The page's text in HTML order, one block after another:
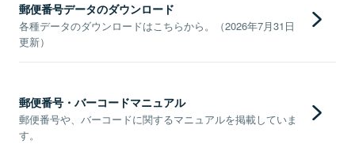
郵便番号データのダウンロード
各種データのダウンロードはこちらから。（2026年7月31日
更新）
郵便番号・バーコードマニュアル
郵便番号や、バーコードに関するマニュアルを掲載していま
す。